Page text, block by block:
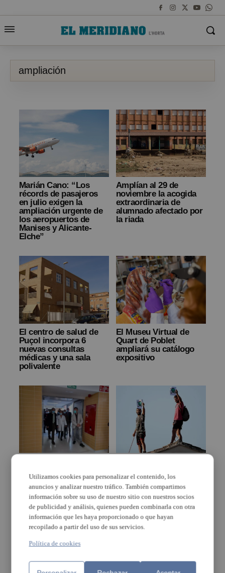
ampliación
Marián Cano: “Los
récords de pasajeros
en julio exigen la
ampliación urgente de
los aeropuertos de
Manises y Alicante-
Elche”
Amplían al 29 de
noviembre la acogida
extraordinaria de
alumnado afectado por
la riada
El centro de salud de
Puçol incorpora 6
nuevas consultas
médicas y una sala
polivalente
El Museu Virtual de
Quart de Poblet
ampliará su catálogo
expositivo
centro de salud
integrado de Catarroja
un 72 % con un
presupuesto de 5,8
millones de euros
comisaria de Moncada
y en la Plaza de la
Almoina
Utilizamos cookies para personalizar el contenido, los
anuncios y analizar nuestro tráfico. También compartimos
información sobre su uso de nuestro sitio con nuestros socios
de publicidad y análisis, quienes pueden combinarla con otra
información que les haya proporcionado o que hayan
recopilado a partir del uso de sus servicios.
Política de cookies